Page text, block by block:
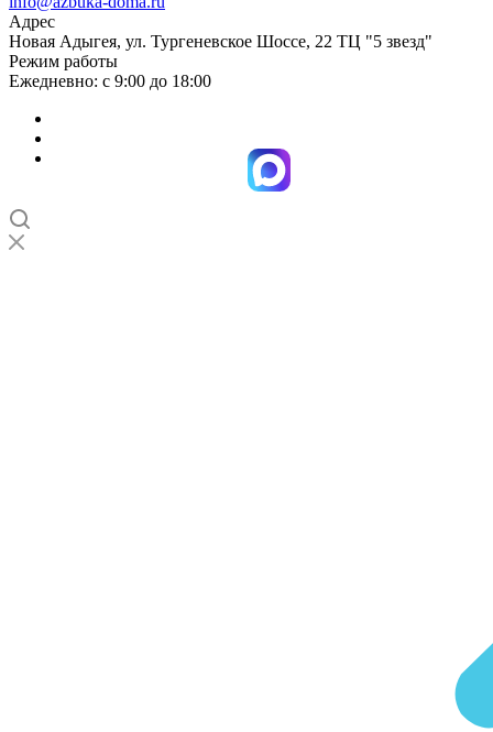
Адрес
Новая Адыгея, ул. Тургеневское Шоссе, 22 ТЦ "5 звезд"
Режим работы
Ежедневно: с 9:00 до 18:00